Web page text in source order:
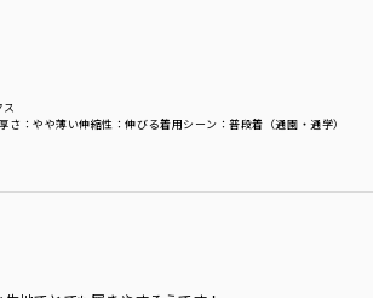
さ ：やや薄い伸縮性 ：伸びる着用シーン ：普段着（通園・通学）